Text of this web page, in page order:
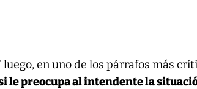
luego, en uno de los párrafos más
le preocupa al intendente la